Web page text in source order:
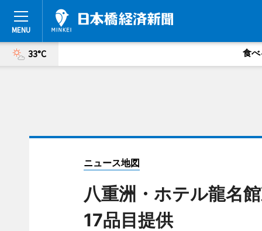
33°C 食べ
ニュース地図
八重洲・ホテル龍名
17品目提供